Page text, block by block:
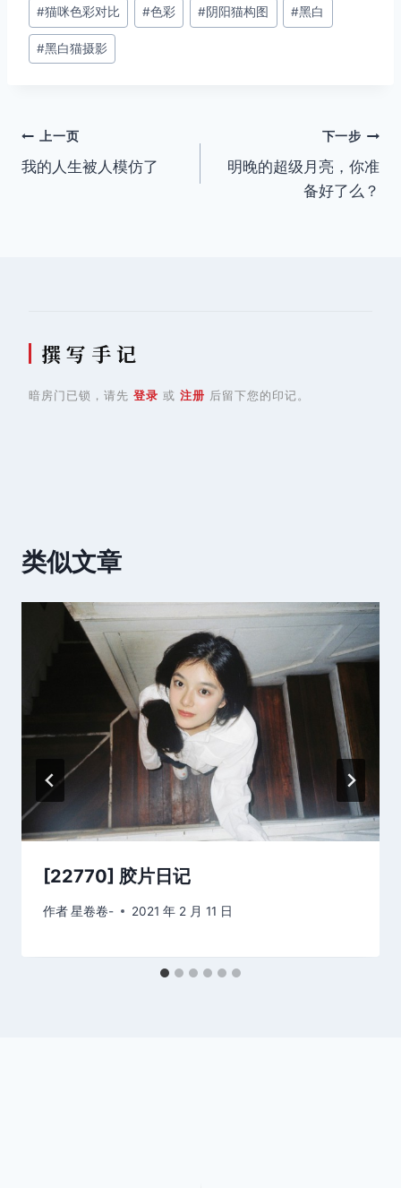
标
签：
#猫咪色彩对比 #色彩 #阴阳猫构图 #黑白
#黑白猫摄影
文
章
上一页
我的人生被人模仿了
下一步
明晚的超级月亮，你准
备好了么？
撰 写 手 记
暗房门已锁，请先 登录 或 注册 后留下您的印记。
类似文章
[22770] 胶片日记
作者星卷卷- 2021 年 2 月 11 日